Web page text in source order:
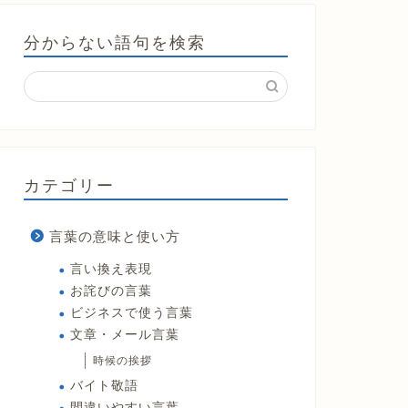
分からない語句を検索
カテゴリー
言葉の意味と使い方
言い換え表現
お詫びの言葉
ビジネスで使う言葉
文章・メール言葉
時候の挨拶
バイト敬語